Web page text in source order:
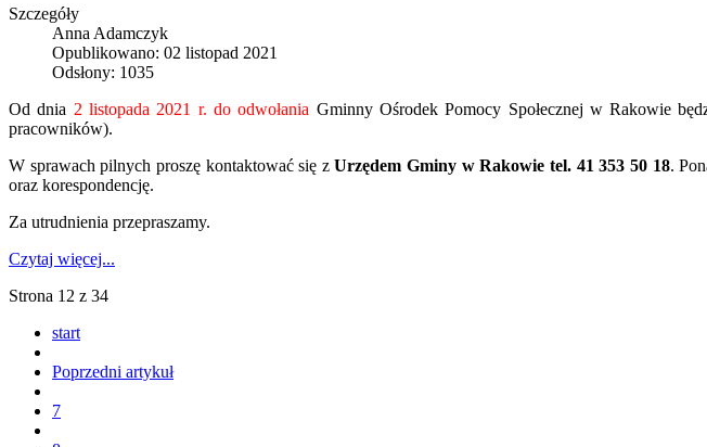
Szczegóły
Anna Adamczyk
Opublikowano: 02 listopad 2021
Odsłony: 1035
Od dnia 2 listopada 2021 r. do odwołania Gminny Ośrodek Pomocy Społecznej w Rakowie
pracowników).
W sprawach pilnych proszę kontaktować się zUrzędem Gminy w Rakowie tel. 41 353 50 18.
oraz korespondencję.
Za utrudnienia przepraszamy.
Czytaj więcej...
Strona 12 z 34
start
Poprzedni artykuł
7